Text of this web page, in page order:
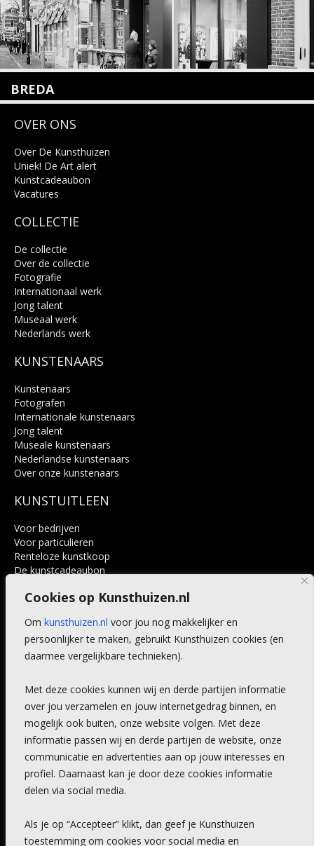
Cookies op Kunsthuizen.nl
Om kunsthuizen.nl voor jou nog makkelijker en
persoonlijker te maken, gebruikt Kunsthuizen cookies (en
daarmee vergelijkbare technieken).
Met deze cookies kunnen wij en derde partijen informatie
over jou verzamelen en jouw internetgedrag binnen, en
mogelijk ook buiten, onze website volgen. Met deze
informatie passen wij en derde partijen de website, onze
communicatie en advertenties aan op jouw interesses en
profiel. Daarnaast kan je door deze cookies informatie
delen via social media.
Als je op “Accepteer” klikt, dan geef je Kunsthuizen
toestemming om cookies voor social media en
BREDA
4818 SB Breda
info@kunsthuisbreda.nl
Lees meer
OVER ONS
Over De Kunsthuizen
Uniek! De Art alert
Kunstcadeaubon
Vacatures
COLLECTIE
De collectie
Over de collectie
Fotografie
Internationaal werk
Jong talent
Museaal werk
Nederlands werk
KUNSTENAARS
Kunstenaars
Fotografen
Internationale kunstenaars
Jong talent
Museale kunstenaars
Nederlandse kunstenaars
Over onze kunstenaars
KUNSTUITLEEN
Voor bedrijven
Voor particulieren
Renteloze kunstkoop
De kunstcadeaubon
Voordelen
Veelgestelde vragen
CONTACT
Leiden
Amsterdam
Breda
Favorieten
Mijn art alert
NIEUWSBRIEF